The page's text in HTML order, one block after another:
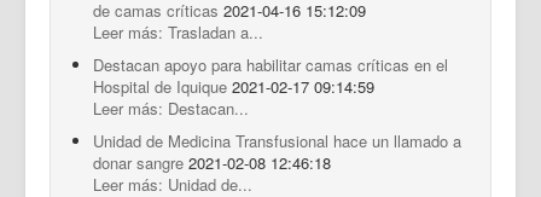
de camas críticas 2021-04-16 15:12:09
Leer más: Trasladan a...
Destacan apoyo para habilitar camas críticas en el
Hospital de Iquique 2021-02-17 09:14:59
Leer más: Destacan...
Unidad de Medicina Transfusional hace un llamado a
donar sangre 2021-02-08 12:46:18
Leer más: Unidad de...